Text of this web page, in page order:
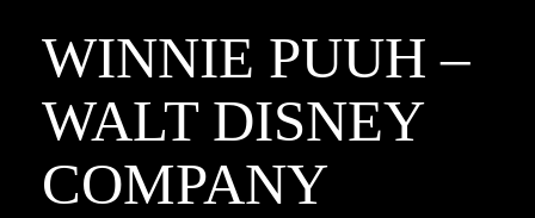
WINNIE PUUH –
WALT DISNEY
COMPANY